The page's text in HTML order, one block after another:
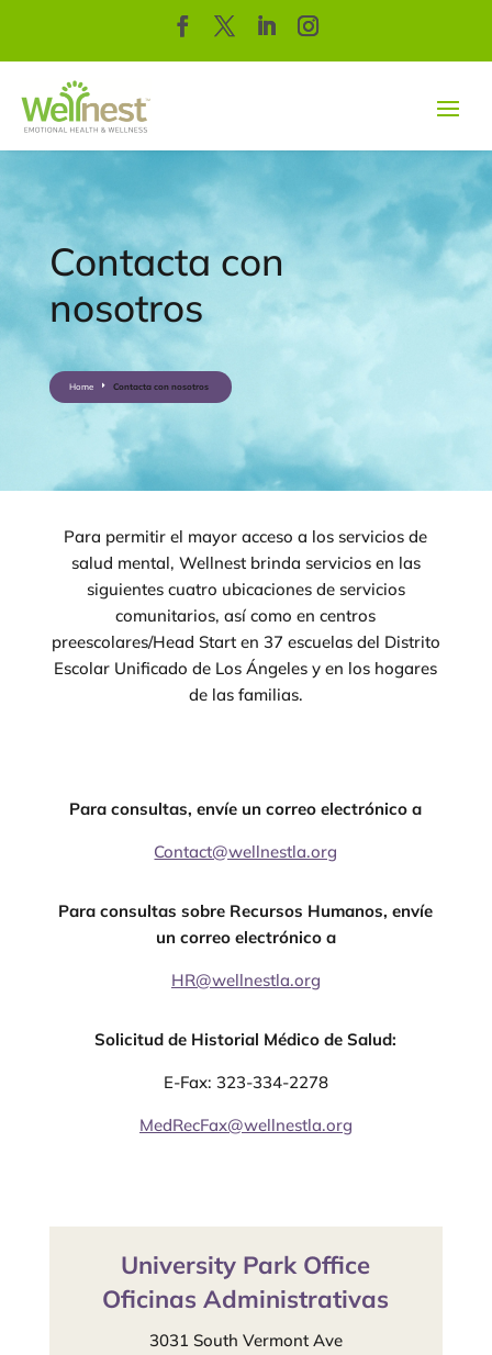
Contacta con
nosotros
Home Contacta con nosotros
Para permitir el mayor acceso a los servicios de
salud mental, Wellnest brinda servicios en las
siguientes cuatro ubicaciones de servicios
comunitarios, así como en centros
preescolares/Head Start en 37 escuelas del Distrito
Escolar Unificado de Los Ángeles y en los hogares
de las familias.
Para consultas, envíe un correo electrónico a
Contact@wellnestla.org
Para consultas sobre Recursos Humanos, envíe
un correo electrónico a
HR@wellnestla.org
Solicitud de Historial Médico de Salud:
E-Fax: 323-334-2278
MedRecFax@wellnestla.org
University Park Office
Oficinas Administrativas
3031 South Vermont Ave